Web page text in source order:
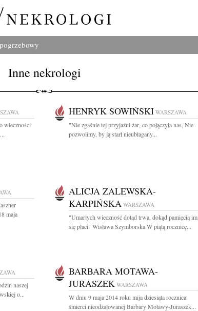
Inne nekrologi
wieczności
HENRYK SOWIŃSKI WARSZAWA
"Nie zgaśnie tej przyjaźni żar, co połączyła nas, Nie
pozwolimy, by ją starł nieubłagany...
maja
ALICJA ZALEWSKA-
KARPIŃSKA WARSZAWA
"Umarłych wieczność dotąd trwa, dokąd pamięcią im
się płaci" Wisława Szymborska W piątą rocznicę...
naszej
o...
BARBARA MOTAWA-
JURASZEK WARSZAWA
W dniu 9 maja 2014 roku mija dziesiąta rocznica
śmierci nieodżałowanej Barbary Motawy-Juraszek...